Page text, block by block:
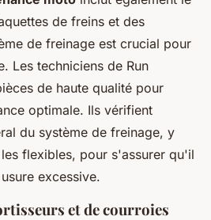
de freins et des
de freinage est crucial pour
Les techniciens de Run
de haute qualité pour
optimale. Ils vérifient
du système de freinage, y
flexibles, pour s'assurer qu'il
excessive.
et de courroies